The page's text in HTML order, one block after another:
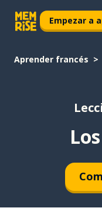
Empezar a
Aprender francés